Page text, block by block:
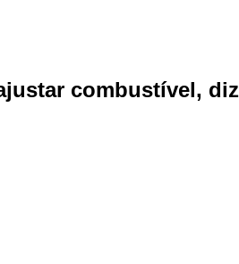
combustível,